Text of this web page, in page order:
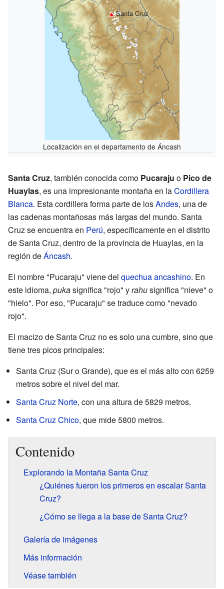
Santa Cruz
Localización en el departamento de Áncash
Santa Cruz, también conocida como Pucaraju o Pico de
Huaylas, es una impresionante montaña en laCordillera
Blanca. Esta cordillera forma parte de losAndes, una de
las cadenas montañosas más largas del mundo. Santa
Cruz se encuentra en Perú, específicamente en el distrito
de Santa Cruz, dentro de la provincia de Huaylas, en la
región deÁncash.
El nombre "Pucaraju" viene del quechua ancashino. En
este idioma, pukasignifica "rojo" yrahusignifica "nieve" o
"hielo". Por eso, "Pucaraju" se traduce como "nevado
rojo".
El macizo de Santa Cruz no es solo una cumbre, sino que
tiene tres picos principales:
Santa Cruz (Sur o Grande), que es el más alto con 6259
metros sobre el nivel del mar.
Santa Cruz Norte, con una altura de 5829 metros.
Santa Cruz Chico, que mide 5800 metros.
Contenido
Explorando la Montaña Santa Cruz
¿Quiénes fueron los primeros en escalar Santa
Cruz?
¿Cómo se llega a la base de Santa Cruz?
Galería de imágenes
Más información
Véase también